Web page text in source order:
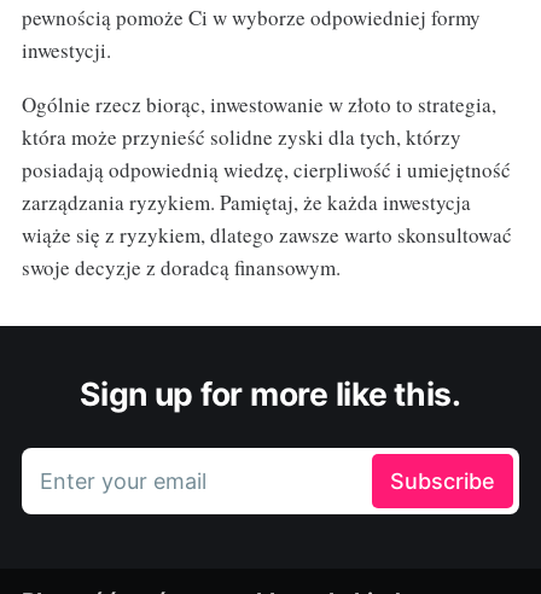
pewnością pomoże Ci w wyborze odpowiedniej formy
inwestycji.
Ogólnie rzecz biorąc, inwestowanie w złoto to strategia,
która może przynieść solidne zyski dla tych, którzy
posiadają odpowiednią wiedzę, cierpliwość i umiejętność
zarządzania ryzykiem. Pamiętaj, że każda inwestycja
wiąże się z ryzykiem, dlatego zawsze warto skonsultować
swoje decyzje z doradcą finansowym.
Sign up for more like this.
Enter your email Subscribe